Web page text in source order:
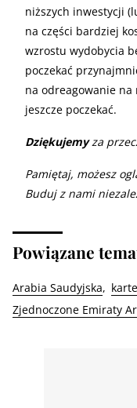
niższych inwestycji
na części bardziej
wzrostu wydobycia
poczekać
na odreagowanie
jeszcze poczekać.
Dziękujemyza
Pamiętaj, możesz
Buduj z nami
Powiązane
Arabia Saudyjska
Zjednoczone Emiraty